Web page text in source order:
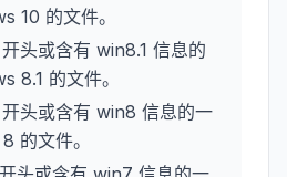
10 的文件。
头或含有 win8.1 信息的
8.1 的文件。
头或含有 win8 信息的一
的文件。